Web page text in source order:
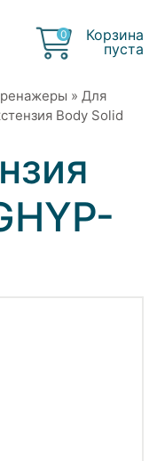
0
Корзина
пуста
» Для
Body Solid